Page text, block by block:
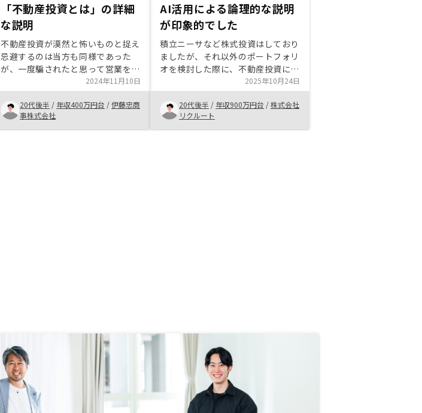
「不動産投資とは」の詳細
な説明
不動産投資が漠然と怖いものと捉え
忌避するのは当方も同様であった
が、一度騙されたと思って営業を受
けることを皮切りに自分で調べてか
ら判断すべきだと、振り返って思
う。結果的に不動産購入に至った
が、断ることは可能なので食わず嫌
いはやめた方がいいなと思う契機と
2024年11月10日
20代後半 / 年収400万円台 /伊藤忠商
事株式会社
AI活用による論理的な説明
が印象的でした
積立ニーサなど株式投資はしており
ましたが、それ以外のポートフォリ
オを検討した際に、不動産投資に興
味を持ちました。リノシーはアプリ
で一括管理出来、AIによる資産分析
をしていただけるので、データに基
づいた検討ができました。
2025年10月24日
20代後半 / 年収900万円台 /株式会社
リクルート